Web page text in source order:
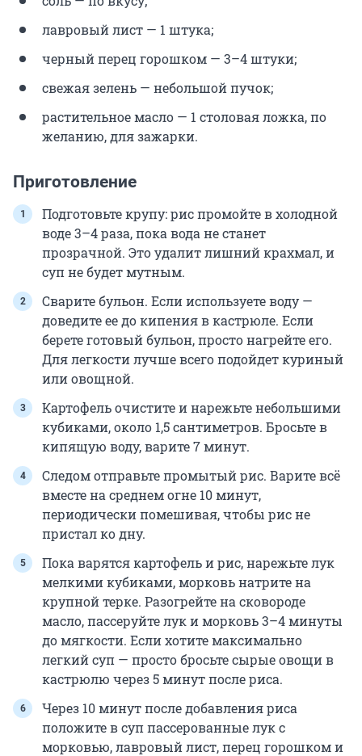
лавровый лист — 1 штука;
черный перец горошком — 3–4 штуки;
свежая зелень — небольшой пучок;
растительное масло — 1 столовая ложка, по
желанию, для зажарки.
Приготовление
Подготовьте крупу: рис промойте в холодной
воде 3–4 раза, пока вода не станет
прозрачной. Это удалит лишний крахмал, и
суп не будет мутным.
Сварите бульон. Если используете воду —
доведите ее до кипения в кастрюле. Если
берете готовый бульон, просто нагрейте его.
Для легкости лучше всего подойдет куриный
или овощной.
Картофель очистите и нарежьте небольшими
кубиками, около 1,5 сантиметров. Бросьте в
кипящую воду, варите 7 минут.
Следом отправьте промытый рис. Варите всё
вместе на среднем огне 10 минут,
периодически помешивая, чтобы рис не
пристал ко дну.
Пока варятся картофель и рис, нарежьте лук
мелкими кубиками, морковь натрите на
крупной терке. Разогрейте на сковороде
масло, пассеруйте лук и морковь 3–4 минуты
до мягкости. Если хотите максимально
легкий суп — просто бросьте сырые овощи в
кастрюлю через 5 минут после риса.
Через 10 минут после добавления риса
положите в суп пассерованные лук с
морковью, лавровый лист, перец горошком и